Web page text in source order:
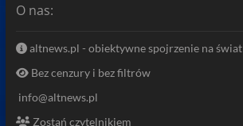
O nas:
altnews.pl - obiektywne spojrzenie na świat
Bez cenzury i bez filtrów
info@altnews.pl
Zostań czytelnikiem